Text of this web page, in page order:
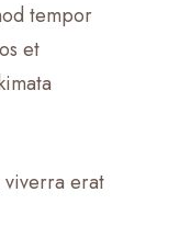
tempor
et
viverra erat